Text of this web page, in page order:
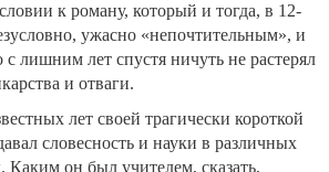
к роману, который и тогда, в 12-
ужасно «непочтительным», и
с лишним лет спустя ничуть не растерял
и отваги.
лет своей трагически короткой
словесность и науки в различных
Каким он был учителем, сказать,